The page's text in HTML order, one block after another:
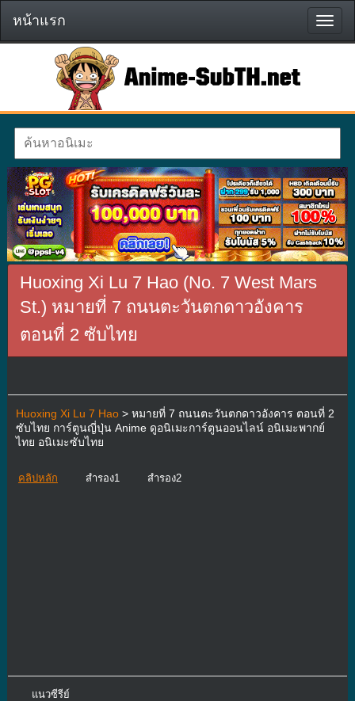
หน้า
แรก
หน้าแรก
Huoxing Xi Lu 7 Hao (No. 7 West Mars
St.) หมายที่ 7 ถนนตะวันตกดาวอังคาร
ตอนที่ 2 ซับไทย
Huoxing Xi Lu 7 Hao> หมายที่ 7 ถนนตะวันตกดาวอังคาร ตอนที่ 2
ซับไทย การ์ตูนญี่ปุ่น Anime ดูอนิเมะการ์ตูนออนไลน์ อนิเมะพากย์
ไทย อนิเมะซับไทย
คลิปหลัก สำรอง1 สำรอง2
แนวซีรีย์